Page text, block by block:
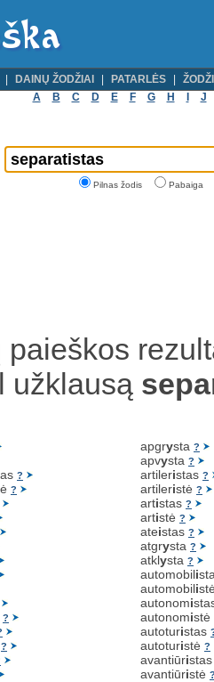
DAINŲ ŽODŽIAI PATARLĖS
A
B C D E F G H J
Pilnas žodis Pabaiga
paieškos
užklausą
?
?
?
?
apgrysta ?
apvysta ?
artileristas ?
artileristė ?
artistas ?
artistė ?
ateistas ?
atgrysta ?
atklysta ?
automobili
automobili
autonomi
autonomistė
autoturistas
autoturistė ?
avantiūri
avantiūristė